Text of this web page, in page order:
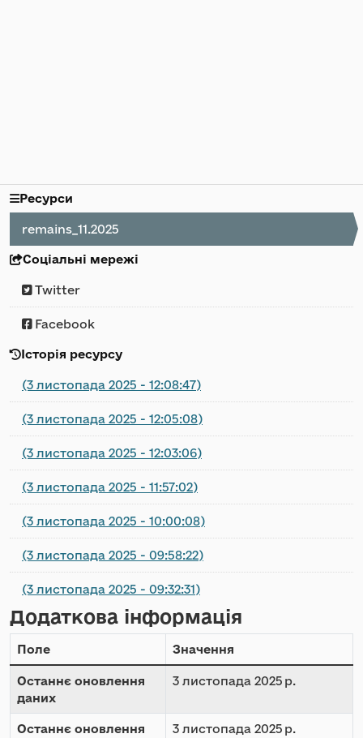
Ресурси
remains_11.2025
Соціальні мережі
Twitter
Facebook
Історія ресурсу
(3 листопада 2025 - 12:08:47)
(3 листопада 2025 - 12:05:08)
(3 листопада 2025 - 12:03:06)
(3 листопада 2025 - 11:57:02)
(3 листопада 2025 - 10:00:08)
(3 листопада 2025 - 09:58:22)
(3 листопада 2025 - 09:32:31)
Додаткова інформація
Поле Значення
Останнє оновлення
даних
3 листопада 2025 р.
Останнє оновлення
3 листопада 2025 р.